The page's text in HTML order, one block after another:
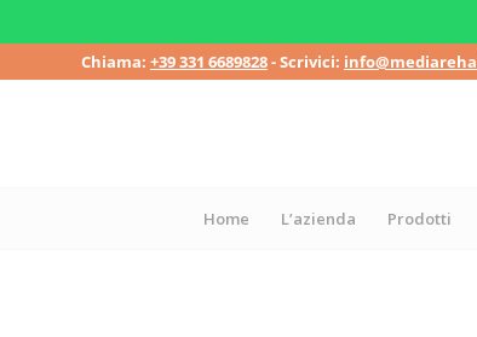
Chiama: +39 331 6689828- Scrivici:
Home L’azienda Prodotti